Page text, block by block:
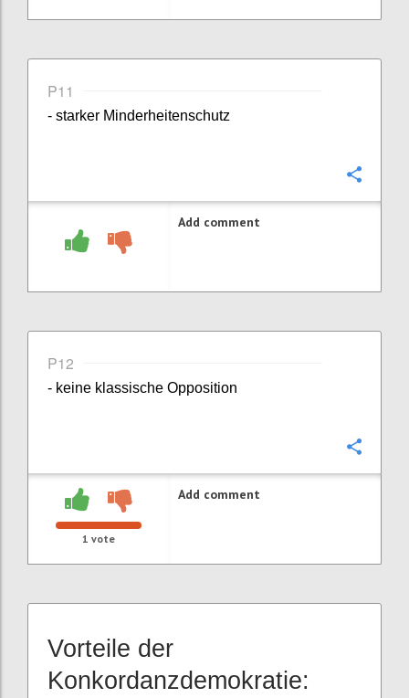
P11
- starker Minderheitenschutz
Add comment
P12
- keine klassische Opposition
1 vote
Add comment
Vorteile der
Konkordanzdemokratie: